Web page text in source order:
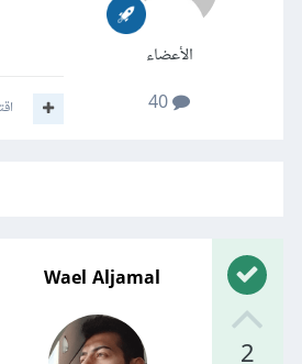
الأعضاء
Wael Aljamal